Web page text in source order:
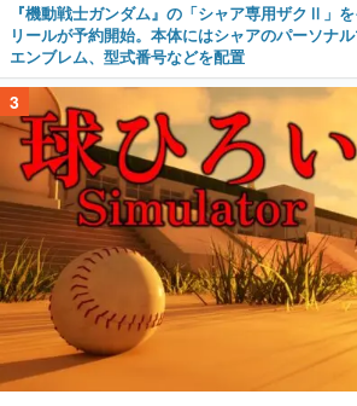
『機動戦士ガンダム』の「シャア専用ザクⅡ」
リールが予約開始。本体にはシャアのパーソナ
エンブレム、型式番号などを配置
3